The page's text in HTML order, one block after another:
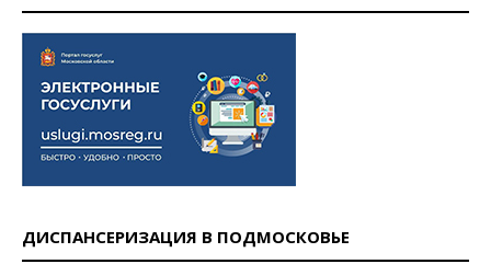
ДИСПАНСЕРИЗАЦИЯ В ПОДМОСКОВЬЕ